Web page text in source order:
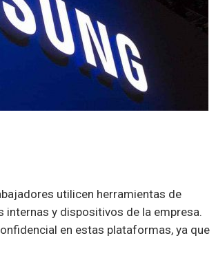
utilicen herramientas de
internas y dispositivos de la empresa.
en estas plataformas, ya que